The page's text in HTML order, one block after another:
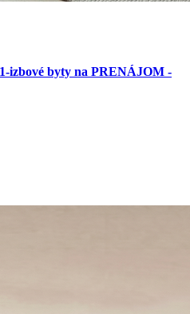
izbové byty na PRENÁJOM -